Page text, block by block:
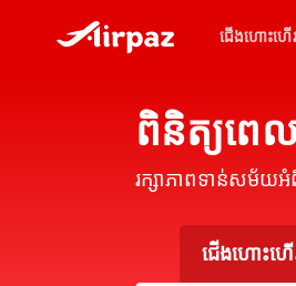
ជើងហោះហើរ
ពិនិត្យពេ
រក្សាភាពទាន់សម័យអំ
ជើងហោះហើ